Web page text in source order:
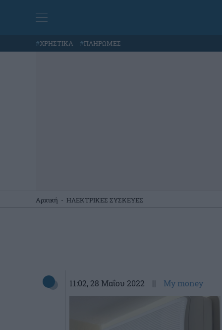
#ΧΡΗΣΤΙΚΑ #ΠΛΗΡΩΜΕΣ
Αρχική - ΗΛΕΚΤΡΙΚΕΣ ΣΥΣΚΕΥΕΣ
11:02, 28 Μαΐου 2022 || My money